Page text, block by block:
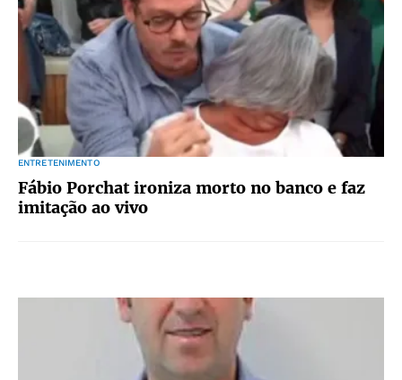
ENTRETENIMENTO
Fábio Porchat ironiza morto no banco e faz
imitação ao vivo